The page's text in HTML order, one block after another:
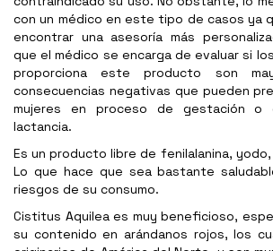
con un médico en este tipo de casos ya
encontrar una asesoría más
que el médico se encarga de evaluar si
proporciona este producto son
consecuencias negativas que pueden
mujeres en proceso de gestación o
lactancia.
Es un producto libre de fenilalanina,
Lo que hace que sea bastante
riesgos de su consumo.
Cistitus Aquilea es muy beneficioso,
su contenido en arándanos rojos, los